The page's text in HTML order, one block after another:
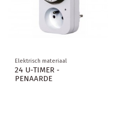
Elektrisch materiaal
24 U-TIMER -
PENAARDE